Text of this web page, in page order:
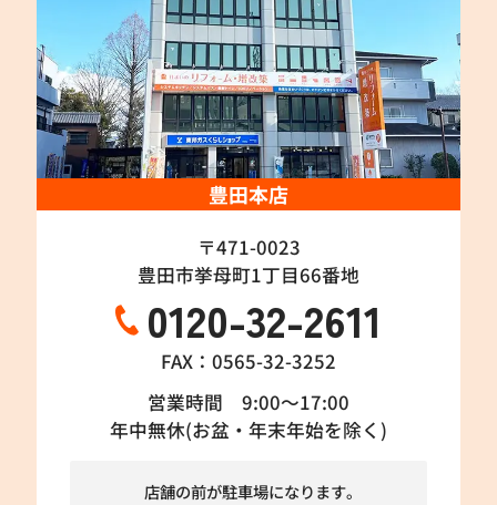
豊田本店
〒471-0023
豊田市挙母町1丁目66番地
0120-32-2611
FAX：0565-32-3252
営業時間 9:00～17:00
年中無休(お盆・年末年始を除く)
店舗の前が駐車場になります。